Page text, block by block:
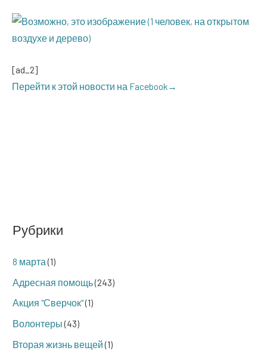
Рубрики
8 марта(1)
Адресная помощь(243)
Акция "Сверчок"(1)
Волонтеры(43)
Вторая жизнь вещей(1)
[ad_2]
Перей­ти к этой ново­сти на Facebook→